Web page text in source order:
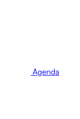
Agenda